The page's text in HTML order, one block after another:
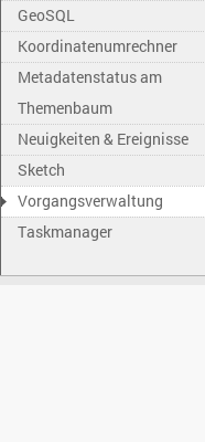
GeoSQL
Koordinatenumrechner
Metadatenstatus am
Themenbaum
Neuigkeiten & Ereignisse
Sketch
Vorgangsverwaltung
Taskmanager